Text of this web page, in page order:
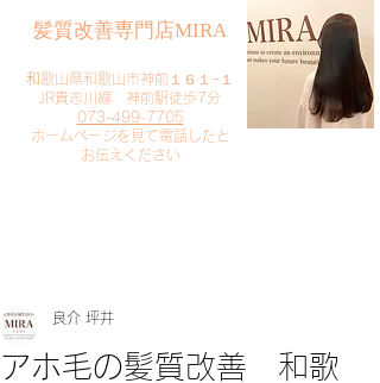
​髪質改善専門店MIRA
​和歌山県和歌山市神前１６１−１
JR貴志川線 神前駅徒歩7分
073-499-7705
​ホームページを見て電話したと
お伝えください
アホ毛の髪質改善 和歌
良介 坪井